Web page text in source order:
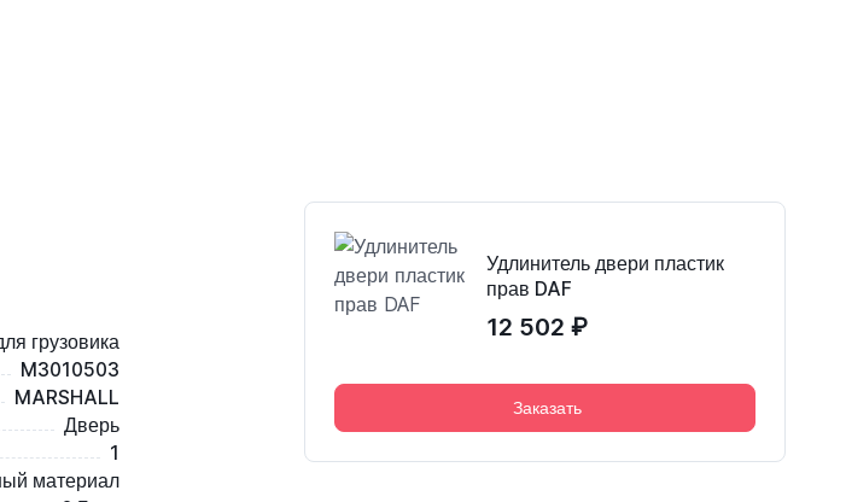
грузовика
M3010503
MARSHALL
Дверь
1
материал
Удлинитель двери пластик
прав DAF
12 502 ₽
Заказать